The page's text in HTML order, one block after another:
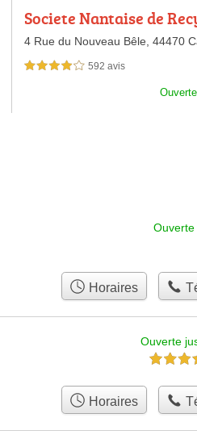
Societe Nantaise de
Automobile
4 Rue du Nouveau Bêle, 44470
4,0 étoiles sur 5 592 avis
Horaires
Ouverte
3,5 étoiles
Horaires